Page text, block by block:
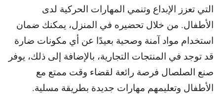
التي تعزز الإبداع وتنمي المهارات الحركية لدى
الأطفال. من خلال تحضيره في المنزل، يمكنك ضمان
استخدام مواد آمنة وصحية بعيدًا عن أي مكونات ضارة
قد توجد في المنتجات التجارية، بالإضافة إلى ذلك، يوفر
صنع الصلصال فرصة رائعة لقضاء وقت ممتع مع
الأطفال وتعليمهم مهارات جديدة بطريقة مسلية.